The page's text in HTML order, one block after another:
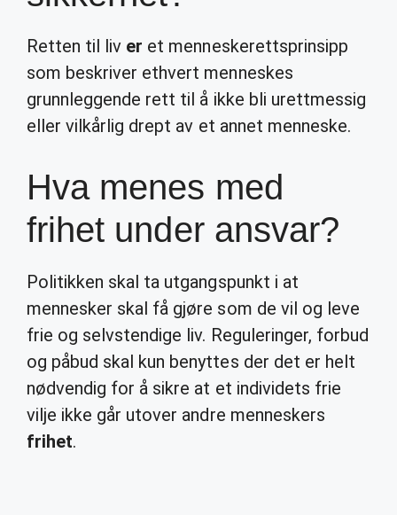
Retten til liv er et menneskerettsprinsipp
som beskriver ethvert menneskes
grunnleggende rett til å ikke bli urettmessig
eller vilkårlig drept av et annet menneske.
Hva menes med
frihet under ansvar?
Politikken skal ta utgangspunkt i at
mennesker skal få gjøre som de vil og leve
frie og selvstendige liv. Reguleringer, forbud
og påbud skal kun benyttes der det er helt
nødvendig for å sikre at et individets frie
vilje ikke går utover andre menneskers
frihet.